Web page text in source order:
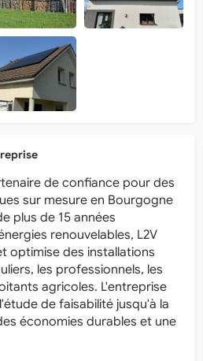
de confiance pour des
sur mesure en Bourgogne
plus de 15 années
renouvelables, L2V
optimise des installations
les professionnels, les
agricoles. L'entreprise
de faisabilité jusqu'à la
économies durables et une